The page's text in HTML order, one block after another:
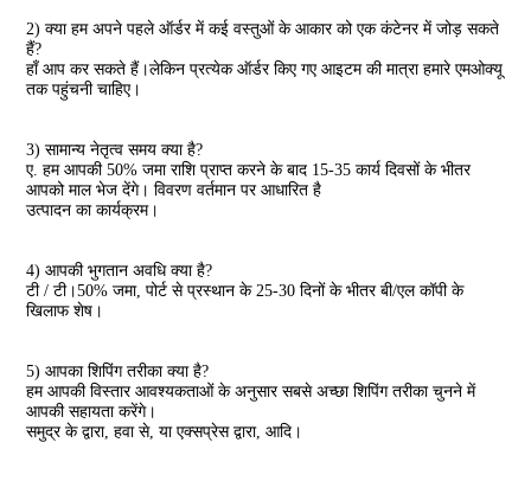
2) क्या हम अपने पहले ऑर्डर में कई वस्तुओं के आकार को एक कंटेनर में जोड़ सकते
हैं?
हाँ आप कर सकते हैं।लेकिन प्रत्येक ऑर्डर किए गए आइटम की मात्रा हमारे एमओक्यू
तक पहुंचनी चाहिए।
3) सामान्य नेतृत्व समय क्या है?
ए. हम आपकी 50% जमा राशि प्राप्त करने के बाद 15-35 कार्य दिवसों के भीतर
आपको माल भेज देंगे। विवरण वर्तमान पर आधारित है
उत्पादन का कार्यक्रम।
4) आपकी भुगतान अवधि क्या है?
टी / टी।50% जमा, पोर्ट से प्रस्थान के 25-30 दिनों के भीतर बी/एल कॉपी के
खिलाफ शेष।
5) आपका शिपिंग तरीका क्या है?
हम आपकी विस्तार आवश्यकताओं के अनुसार सबसे अच्छा शिपिंग तरीका चुनने में
आपकी सहायता करेंगे।
समुद्र के द्वारा, हवा से, या एक्सप्रेस द्वारा, आदि।